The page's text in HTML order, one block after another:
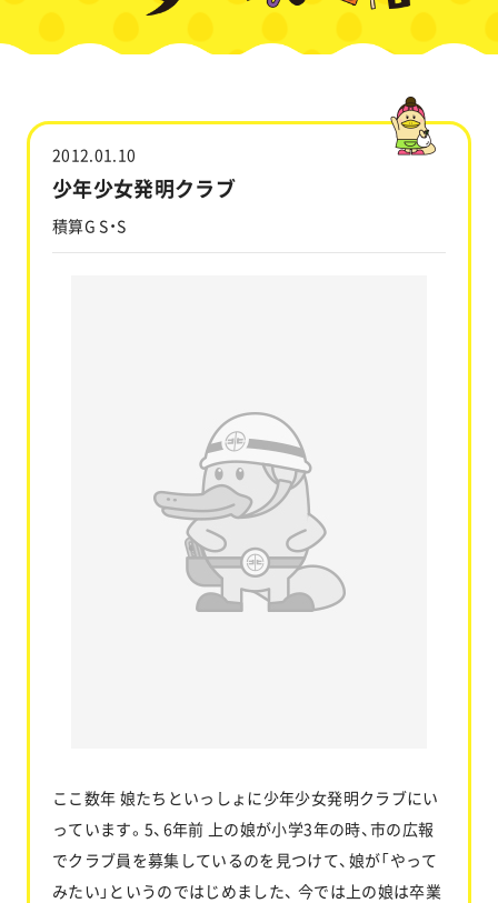
2012.01.10
少年少女発明クラブ
積算G S・S
ここ数年 娘たちといっしょに少年少女発明クラブにい
っています。5、6年前 上の娘が小学3年の時、市の広報
でクラブ員を募集しているのを見つけて、娘が「やって
みたい」というのではじめました、 今では上の娘は卒業
新着情報
ブログ
採用情報